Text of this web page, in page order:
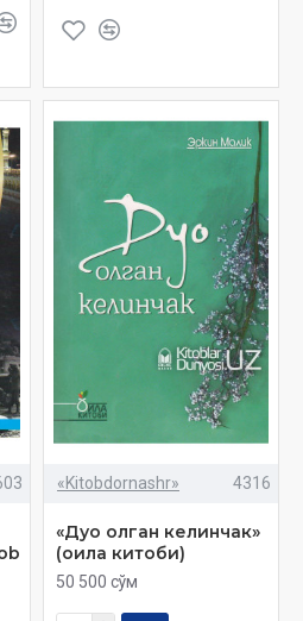
«Kitobdornashr» 4316
«Дуо олган келинчак»
(оила китоби)
50 500 сўм